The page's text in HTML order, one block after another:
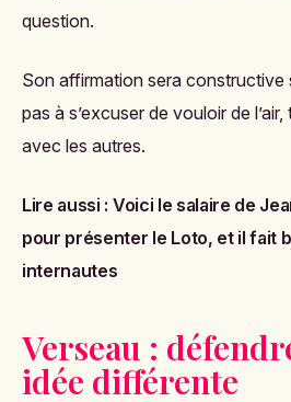
question.
Son affirmation sera constructive
pas à s’excuser de vouloir de
avec les autres.
Lire aussi : Voici le salaire de
pour présenter le Loto, et il fait
internautes
Verseau :
idée différente